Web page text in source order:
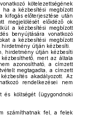
kötelezettségének
a kézbesítési megbízott
kifogás előterjesztése után
megjelölését előidéző ok
a kézbesítési megbízott
benyújtására vonatkozó
a kézbesítési megbízott
útján kézbesíti.
hirdetmény útján kézbesíti
mert az általa
azonosítható, a címzett
megtagadta, a címzett
akadályozott. Az
rendelkezései nem
költségét (ügygondnoki
számíthatnak fel, a felek